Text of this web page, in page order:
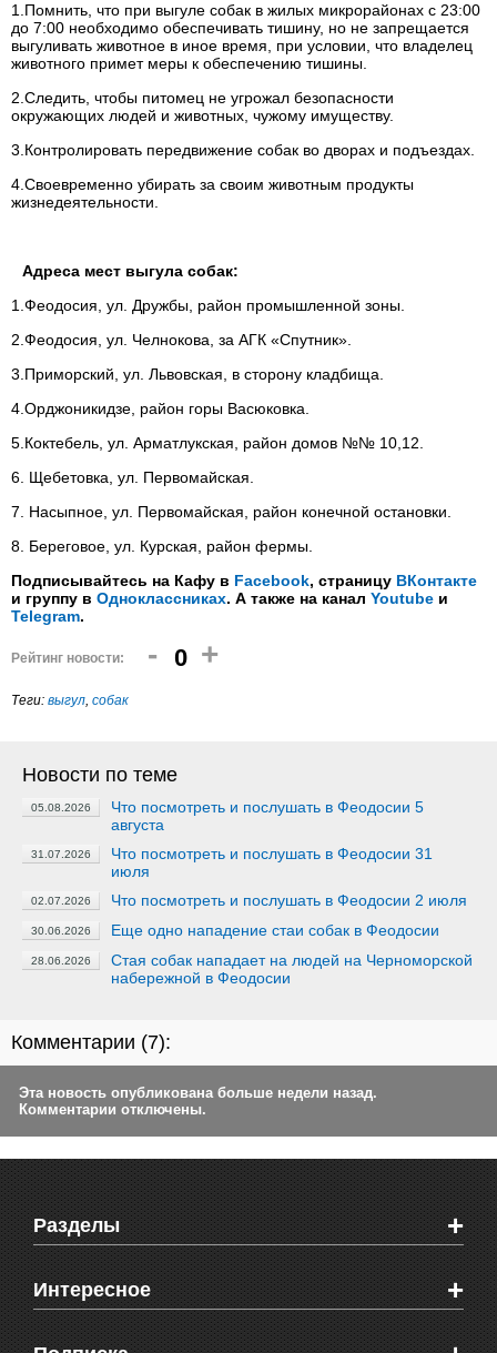
1.Помнить, что при выгуле собак в жилых микрорайонах с 23:00
до 7:00 необходимо обеспечивать тишину, но не запрещается
выгуливать животное в иное время, при условии, что владелец
животного примет меры к обеспечению тишины.
2.Следить, чтобы питомец не угрожал безопасности
окружающих людей и животных, чужому имуществу.
3.Контролировать передвижение собак во дворах и подъездах.
4.Своевременно убирать за своим животным продукты
жизнедеятельности.
Адреса мест выгула собак:
1.Феодосия, ул. Дружбы, район промышленной зоны.
2.Феодосия, ул. Челнокова, за АГК «Спутник».
3.Приморский, ул. Львовская, в сторону кладбища.
4.Орджоникидзе, район горы Васюковка.
5.Коктебель, ул. Арматлукская, район домов №№ 10,12.
6. Щебетовка, ул. Первомайская.
7. Насыпное, ул. Первомайская, район конечной остановки.
8. Береговое, ул. Курская, район фермы.
Подписывайтесь на Кафу в Facebook, страницу ВКонтакте
и группу в Одноклассниках. А также на канал Youtube и
Telegram.
Рейтинг новости: - 0 +
Теги: выгул, собак
Новости по теме
05.08.2026
Что посмотреть и послушать в Феодосии 5
августа
31.07.2026
Что посмотреть и послушать в Феодосии 31
июля
02.07.2026 Что посмотреть и послушать в Феодосии 2 июля
30.06.2026 Еще одно нападение стаи собак в Феодосии
28.06.2026
Стая собак нападает на людей на Черноморской
набережной в Феодосии
Комментарии (7):
Эта новость опубликована больше недели назад.
Комментарии отключены.
Разделы +
Новости Феодосии
Новости Крыма
Мировые новости
Интересное +
Видео о Феодосии